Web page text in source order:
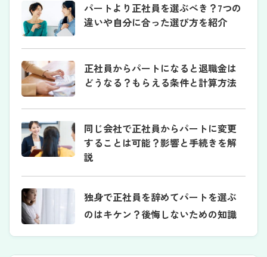
パートより正社員を選ぶべき？7つの
違いや自分に合った選び方を紹介
正社員からパートになると退職金は
どうなる？もらえる条件と計算方法
同じ会社で正社員からパートに変更
することは可能？影響と手続きを解
説
独身で正社員を辞めてパートを選ぶ
のはキケン？後悔しないための知識